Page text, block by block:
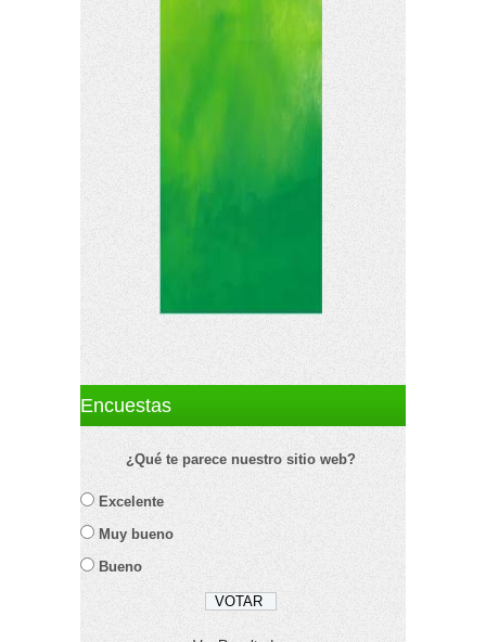
Encuestas
¿Qué te parece nuestro sitio web?
Excelente
Muy bueno
Bueno